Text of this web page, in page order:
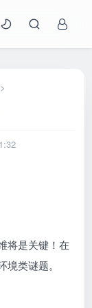
>
将是关键！在
类谜题。